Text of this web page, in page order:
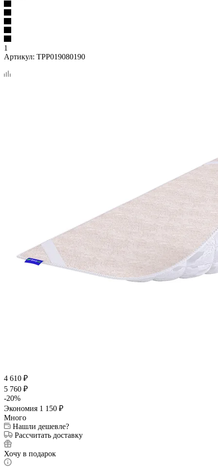
1
Артикул: TPP019080190
4 610 ₽
5 760 ₽
-20%
Экономия 1 150 ₽
Много
Нашли дешевле?
Рассчитать доставку
Хочу в подарок